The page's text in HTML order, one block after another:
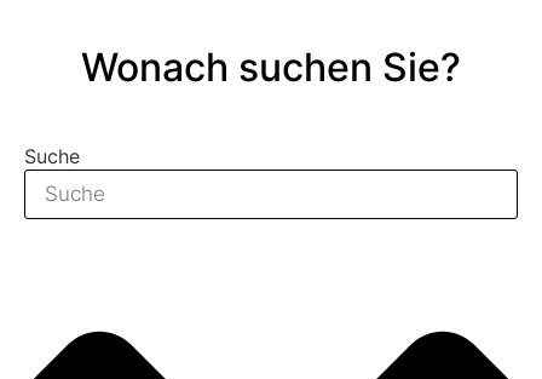
Wonach suchen Sie?
Suche